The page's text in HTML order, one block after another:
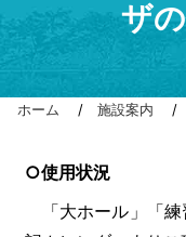
ザ
ホーム / 施設案内 /
○使用状況
「大ホール」「練